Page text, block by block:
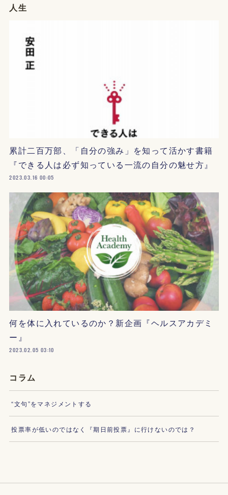
人生
累計二百万部、「自分の強み」を知って活かす書籍
『できる人は必ず知っている一流の自分の魅せ方』
2023.03.16 00:05
何を体に入れているのか？新企画『ヘルスアカデミ
ー』
2023.02.05 03:10
コラム
“文句”をマネジメントする
投票率が低いのではなく『期日前投票』に行けないのでは？